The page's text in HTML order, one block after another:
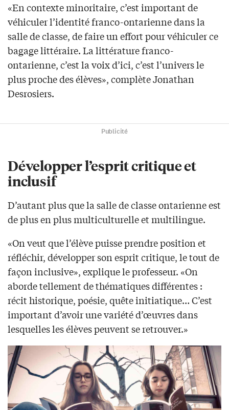
«En contexte minoritaire, c’est important de
véhiculer l’identité franco-ontarienne dans la
salle de classe, de faire un effort pour véhiculer ce
bagage littéraire. La littérature franco-
ontarienne, c’est la voix d’ici, c’est l’univers le
plus proche des élèves», complète Jonathan
Desrosiers.
Publicité
Développer l’esprit critique et
inclusif
D’autant plus que la salle de classe ontarienne est
de plus en plus multiculturelle et multilingue.
«On veut que l’élève puisse prendre position et
réfléchir, développer son esprit critique, le tout de
façon inclusive», explique le professeur. «On
aborde tellement de thématiques différentes :
récit historique, poésie, quête initiatique… C’est
important d’avoir une variété d’œuvres dans
lesquelles les élèves peuvent se retrouver.»